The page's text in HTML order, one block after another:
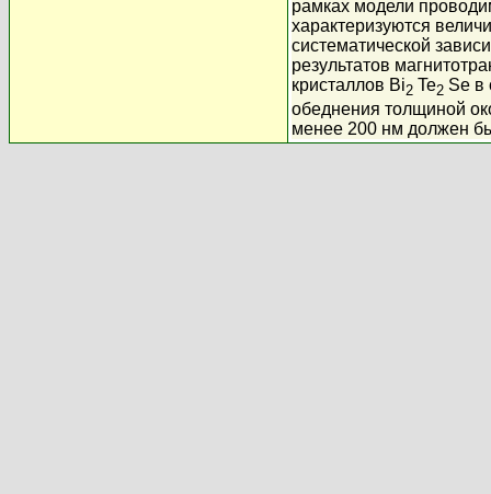
рамках модели
характеризуются
систематической
результатов
кристаллов Bi2 Te2 Se в
обеднения толщиной
менее 200 нм должен